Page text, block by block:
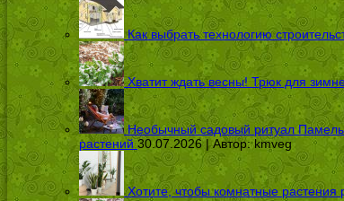
Как выбрать технологию
Хватит ждать весны! Трюк для
Необычный садовый ритуал Памелы
растений 30.07.2026 | Автор:kmveg
Хотите, чтобы комнатные